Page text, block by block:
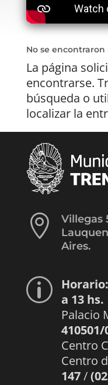
No se
La página
encontrarse.
búsqueda o
localizar la

Villegas
Aires.
p Horario:
a 13 hs.
Palacio
410501/
Centro
Centro
147/